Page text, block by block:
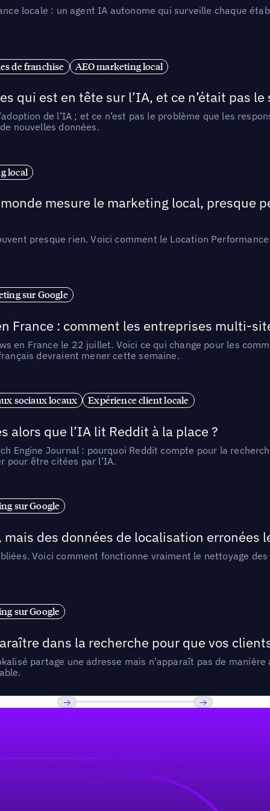
locale : un agent IA autonome qui surveille chaque
de franchise AEO marketing local
qui est en tête sur l’IA, et ce n’était pas le
de l’IA ; et ce n’est pas le problème que les
nouvelles données.
local
mesure le marketing local, presque
presque rien. Voici comment le Location
sur Google
France : comment les entreprises multi-
en France le 22 juillet. Voici ce qui change pour les
devraient mener cette semaine.
sociaux locaux Expérience client locale
alors que l’IA lit Reddit à la place ?
Engine Journal : pourquoi Reddit compte pour la
pour être citées par l’IA.
sur Google
des données de localisation erronées
Voici comment fonctionne vraiment le nettoyage
sur Google
dans la recherche pour que vos
partage une adresse mais n’apparaît pas de